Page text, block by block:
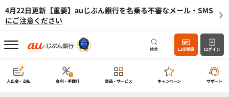
4月22日更新【重要】auじぶん銀行を名乗る不審なメール・SMS
にご注意ください
検索 口座開設 ログイン
入出金・支払 金利・手数料 商品・サービス キャンペーン サポート